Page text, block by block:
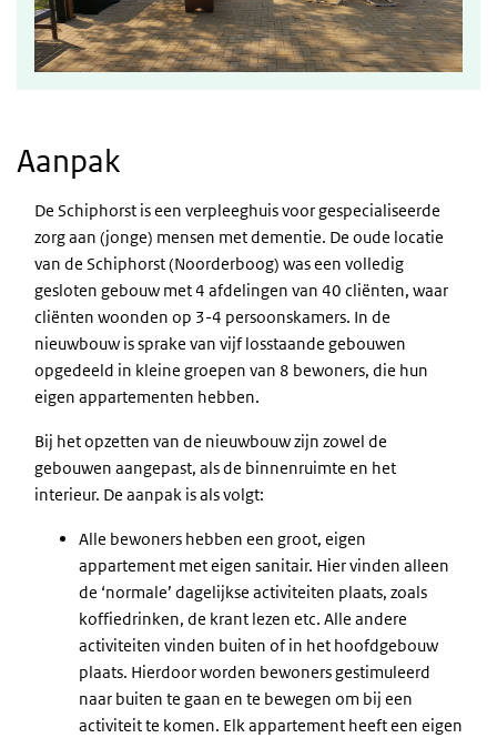
Aanpak
De Schiphorst is een verpleeghuis voor gespecialiseerde
zorg aan (jonge) mensen met dementie. De oude locatie
van de Schiphorst (Noorderboog) was een volledig
gesloten gebouw met 4 afdelingen van 40 cliënten, waar
cliënten woonden op 3-4 persoonskamers. In de
nieuwbouw is sprake van vijf losstaande gebouwen
opgedeeld in kleine groepen van 8 bewoners, die hun
eigen appartementen hebben.
Bij het opzetten van de nieuwbouw zijn zowel de
gebouwen aangepast, als de binnenruimte en het
interieur. De aanpak is als volgt:
Alle bewoners hebben een groot, eigen
appartement met eigen sanitair. Hier vinden alleen
de ‘normale’ dagelijkse activiteiten plaats, zoals
koffiedrinken, de krant lezen etc. Alle andere
activiteiten vinden buiten of in het hoofdgebouw
plaats. Hierdoor worden bewoners gestimuleerd
naar buiten te gaan en te bewegen om bij een
activiteit te komen. Elk appartement heeft een eigen